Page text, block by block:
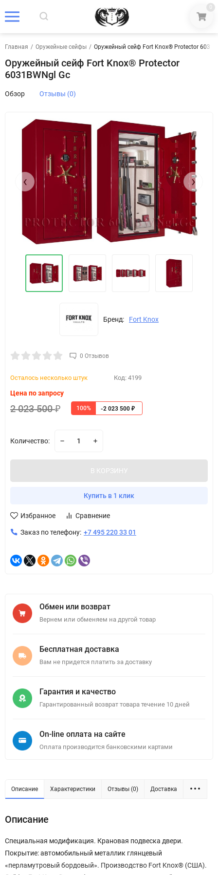
0
Главная / Оружейные сейфы / Оружейный сейф Fort Knox® Protector
Оружейный сейф Fort Knox® Protector
6031BWNgl Gc
Обзор Отзывы (0)
‹ ›
Бренд: Fort Knox
0 Отзывов
Осталось несколько штук Код: 4199
Цена по запросу
2 023 500₽ 100% -2 023 500 ₽
Количество:
В КОРЗИНУ
Купить в 1 клик
Избранное Сравнение
Заказ по телефону: +7 495 220 33 01
Обмен или возврат
Вернем или обменяем на другой товар
Бесплатная доставка
Вам не придется платить за доставку
Гарантия и качество
Гарантированный возврат товара течение 10 дней
On-line оплата на сайте
Оплата производится банковскими картами
Описание Характеристики Отзывы (0) Доставка
Описание
Специальная модификация. Крановая подвеска двери.
Покрытие: автомобильный металлик глянцевый
«перламутровый бордовый». Производство Fort Knox® (США).